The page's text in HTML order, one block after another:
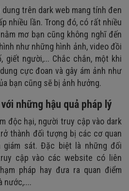
trên dark web mang tính đen
nhiều lần. Trong đó, có rất nhiều
mơ bạn cũng không nghĩ đến
như những hình ảnh, video đồi
giết người,... Chắc chắn, một khi
cực đoan và gây ám ảnh như
bạn cũng sẽ bị ảnh hưởng.
những hậu quả pháp lý
độc hại, người truy cập vào dark
thành đối tượng bị các cơ quan
giám sát. Đặc biệt là những đối
cập vào các website có liên
pháp hay đưa ra quan điểm
nước,....